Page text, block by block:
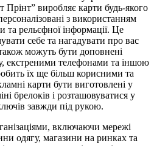
Прінт” виробляє карти будь-якого
з використанням
та рельєфної інформації. Це
себе та нагадувати про вас
можуть бути доповнені
екстреними телефонами та іншою
їх ще більш корисними та
карти бути виготовлені у
брелоків і розташовуватися у
завжди під рукою.
включаючи мережі
одягу, магазини на ринках та